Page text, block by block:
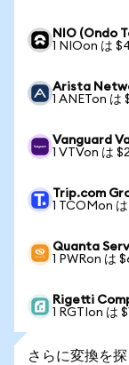
NIO (Ondo
1 NIOon は
Arista
1 ANETon は
Vanguard
1 VTVon は
Trip.com
1 TCOMon
Quanta
1 PWRon は
Rigetti
1 RGTIon は
さらに変換を